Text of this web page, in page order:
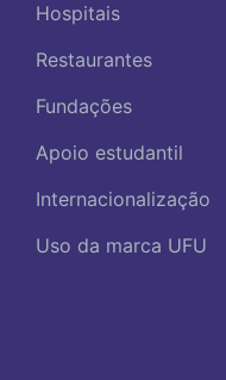
Hospitais
Restaurantes
Fundações
Apoio estudantil
Internacionalização
Uso da marca UFU